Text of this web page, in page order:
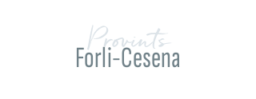
Provints
Forli-Cesena